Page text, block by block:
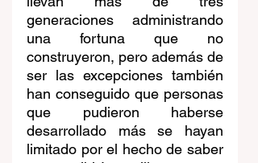
generaciones administrando
una fortuna que no
construyeron, pero además de
ser las excepciones también
han conseguido que personas
que pudieron haberse
desarrollado más se hayan
limitado por el hecho de saber